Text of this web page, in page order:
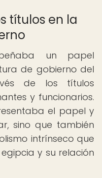
títulos en la
un papel
de gobierno del
de los títulos
y funcionarios.
el papel y
sino que también
intrínseco que
y su relación